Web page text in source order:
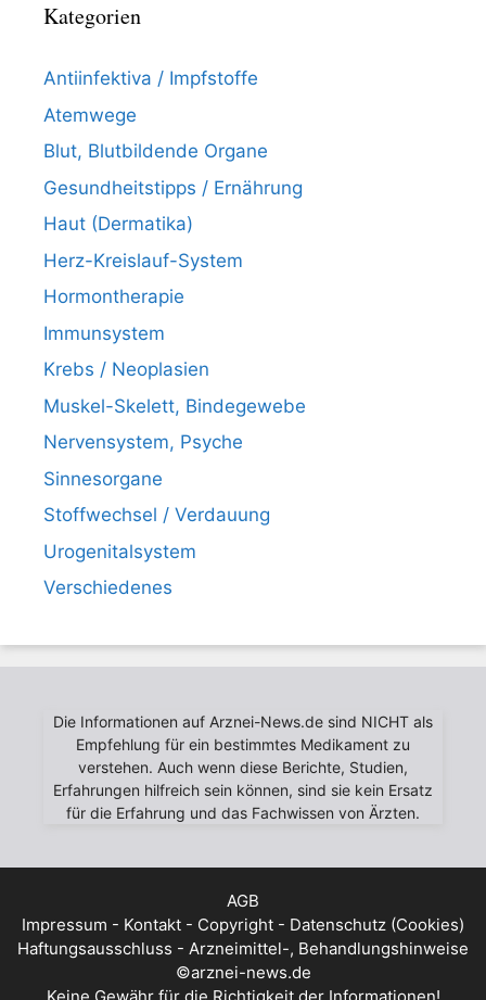
Kategorien
Antiinfektiva / Impfstoffe
Atemwege
Blut, Blutbildende Organe
Gesundheitstipps / Ernährung
Haut (Dermatika)
Herz-Kreislauf-System
Hormontherapie
Immunsystem
Krebs / Neoplasien
Muskel-Skelett, Bindegewebe
Nervensystem, Psyche
Sinnesorgane
Stoffwechsel / Verdauung
Urogenitalsystem
Verschiedenes
Die Informationen auf Arznei-News.de sind NICHT als
Empfehlung für ein bestimmtes Medikament zu
verstehen. Auch wenn diese Berichte, Studien,
Erfahrungen hilfreich sein können, sind sie kein Ersatz
für die Erfahrung und das Fachwissen von Ärzten.
AGB
Impressum - Kontakt - Copyright - Datenschutz (Cookies)
Haftungsausschluss - Arzneimittel-, Behandlungshinweise
©arznei-news.de